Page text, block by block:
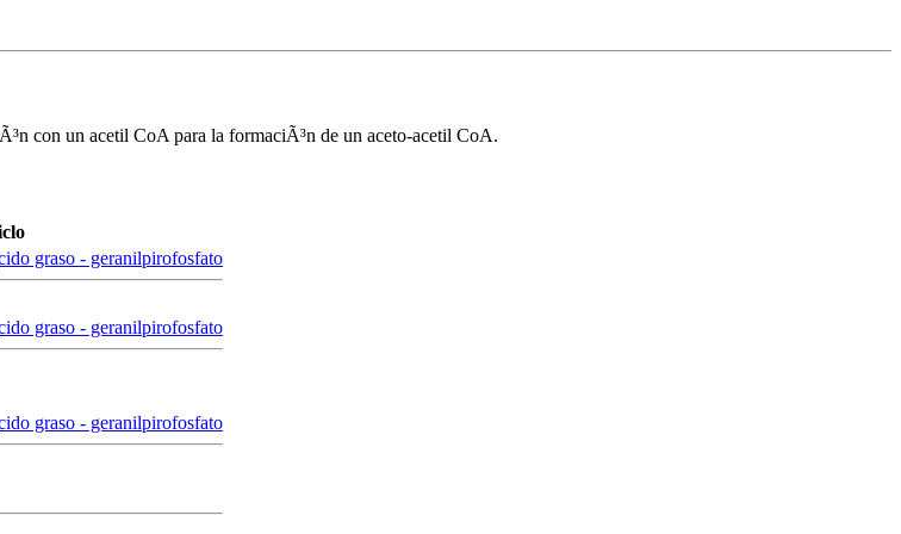
con un acetil CoA para la formaciÃ³n de un aceto-acetil CoA.
graso - geranilpirofosfato
graso - geranilpirofosfato
graso - geranilpirofosfato